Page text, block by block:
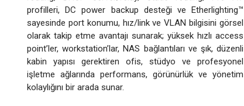
profilleri, DC power backup desteği ve Etherlighting™
sayesinde port konumu, hız/link ve VLAN bilgisini görsel
olarak takip etme avantajı sunarak; yüksek hızlı access
point’ler, workstation’lar, NAS bağlantıları ve şık, düzenli
kabin yapısı gerektiren ofis, stüdyo ve profesyonel
işletme ağlarında performans, görünürlük ve yönetim
kolaylığını bir arada sunar.